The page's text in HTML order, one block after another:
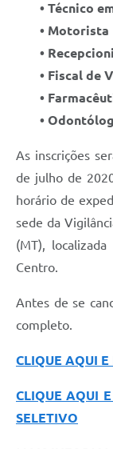
• Técnico
• Motorista
•
• Fiscal de
•
•
As inscrições
de julho de
horário de
sede da
(MT),
Centro.
Antes de se
completo.
CLIQUE AQUI
CLIQUE AQUI
SELETIVO